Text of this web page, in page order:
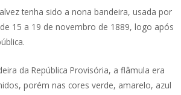
tenha sido a nona bandeira, usada por
15 a 19 de novembro de 1889, logo após
da República Provisória, a flâmula era
porém nas cores verde, amarelo, azul